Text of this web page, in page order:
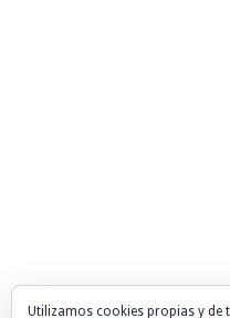
Utilizamos cookies propias y de